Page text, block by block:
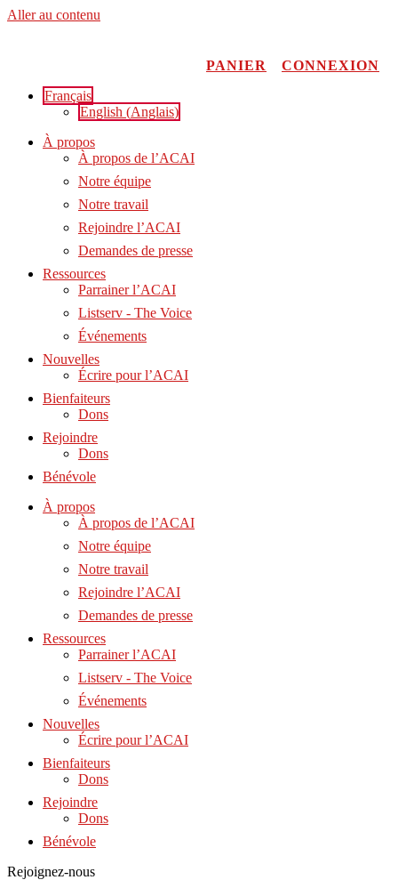
Aller au contenu
PANIER
CONNEXION
Français
English (Anglais)
À propos
À propos de l’ACAI
Notre équipe
Notre travail
Rejoindre l’ACAI
Demandes de presse
Ressources
Parrainer l’ACAI
Listserv - The Voice
Événements
Nouvelles
Écrire pour l’ACAI
Bienfaiteurs
Dons
Rejoindre
Dons
Bénévole
À propos
À propos de l’ACAI
Notre équipe
Notre travail
Rejoindre l’ACAI
Demandes de presse
Ressources
Parrainer l’ACAI
Listserv - The Voice
Événements
Nouvelles
Écrire pour l’ACAI
Bienfaiteurs
Dons
Rejoindre
Dons
Bénévole
Rejoignez-nous